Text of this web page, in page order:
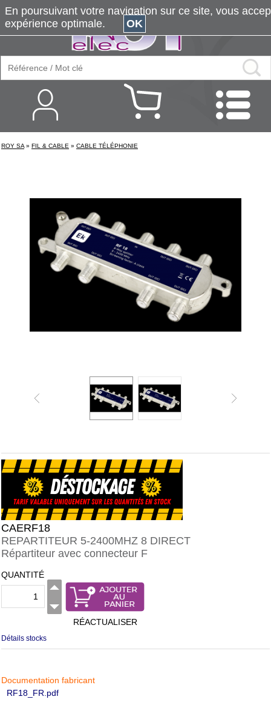
ROY SA » FIL & CABLE » CABLE TÉLÉPHONIE
CAERF18
REPARTITEUR 5-2400MHZ 8 DIRECT
Répartiteur avec connecteur F
QUANTITÉ
RÉACTUALISER
Détails stocks
Documentation fabricant
RF18_FR.pdf
En poursuivant votre navigation sur ce site, vous
expérience optimale.
OK